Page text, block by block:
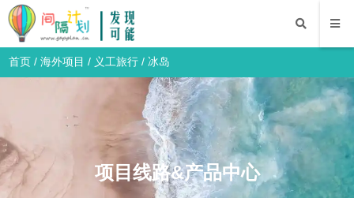
首页 /海外项目 / 义工旅行 / 冰岛
项目线路&产品中心